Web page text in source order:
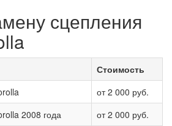
сцепления
Стоимость
от 2 000 руб.
2008 года
от 2 000 руб.